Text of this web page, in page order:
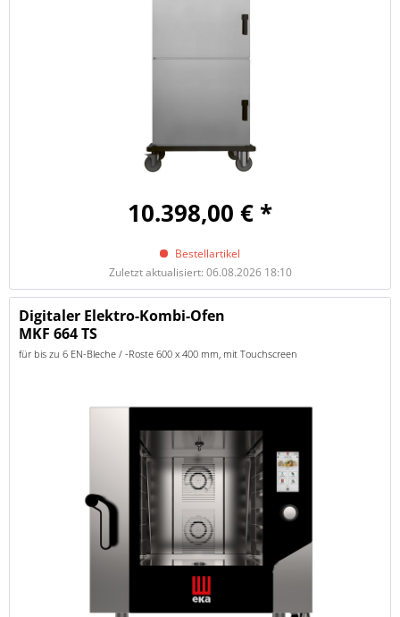
10.398,00 € *
Bestellartikel
Zuletzt aktualisiert: 06.08.2026 18:10
Digitaler Elektro-Kombi-Ofen
MKF 664 TS
für bis zu 6 EN-Bleche / -Roste 600 x 400 mm, mit Touchscreen